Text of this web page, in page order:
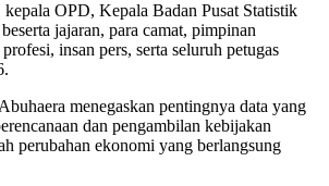
kepala OPD, Kepala Badan Pusat Statistik
jajaran, para camat, pimpinan
insan pers, serta seluruh petugas
menegaskan pentingnya data yang
dan pengambilan kebijakan
perubahan ekonomi yang berlangsung